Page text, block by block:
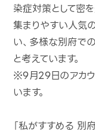
染症対策として密
集まりやすい人気
い、多様な別府で
と考えています。
※9月29日のアカ
います。
「私がすすめる